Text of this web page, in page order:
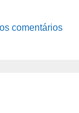
comentários